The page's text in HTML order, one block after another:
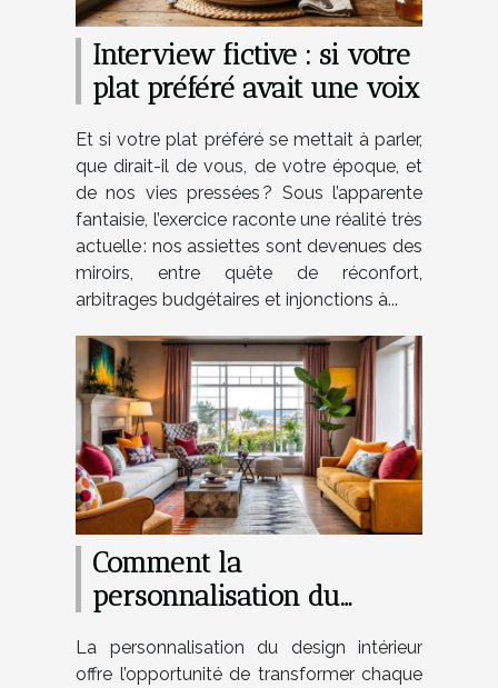
Interview fictive : si votre
plat préféré avait une voix
Et si votre plat préféré se mettait à parler,
que dirait-il de vous, de votre époque, et
de nos vies pressées ? Sous l’apparente
fantaisie, l’exercice raconte une réalité très
actuelle : nos assiettes sont devenues des
miroirs, entre quête de réconfort,
arbitrages budgétaires et injonctions à...
Comment la
personnalisation du
votre intérieur ?
La personnalisation du design intérieur
offre l’opportunité de transformer chaque